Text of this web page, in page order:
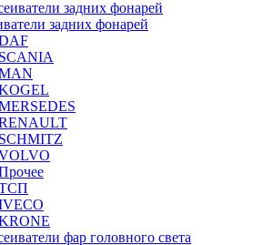
задних фонарей
SCANIA
SCHMITZ